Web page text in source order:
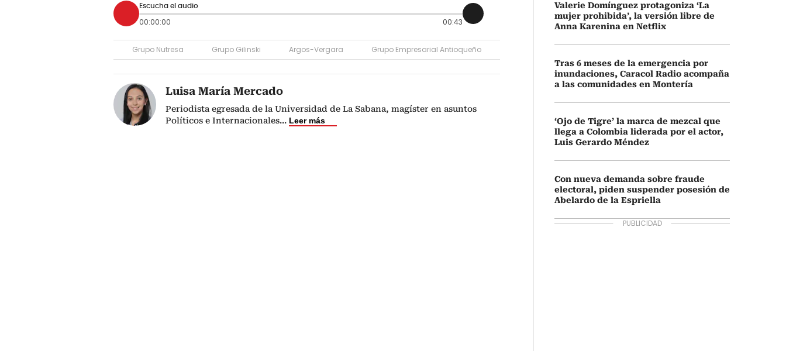
Escucha el audio
00:00:00 00:43
Grupo Nutresa Grupo Gilinski Argos-Vergara Grupo Empresarial Antioqueño
Luisa María Mercado
Periodista egresada de la Universidad de La Sabana, magíster en asuntos
Políticos e Internacionales... Leer más
Valerie Domínguez protagoniza ‘La
mujer prohibida’, la versión libre de
Anna Karenina en Netflix
Tras 6 meses de la emergencia por
inundaciones, Caracol Radio acompaña
a las comunidades en Montería
‘Ojo de Tigre’ la marca de mezcal que
llega a Colombia liderada por el actor,
Luis Gerardo Méndez
Con nueva demanda sobre fraude
electoral, piden suspender posesión de
Abelardo de la Espriella